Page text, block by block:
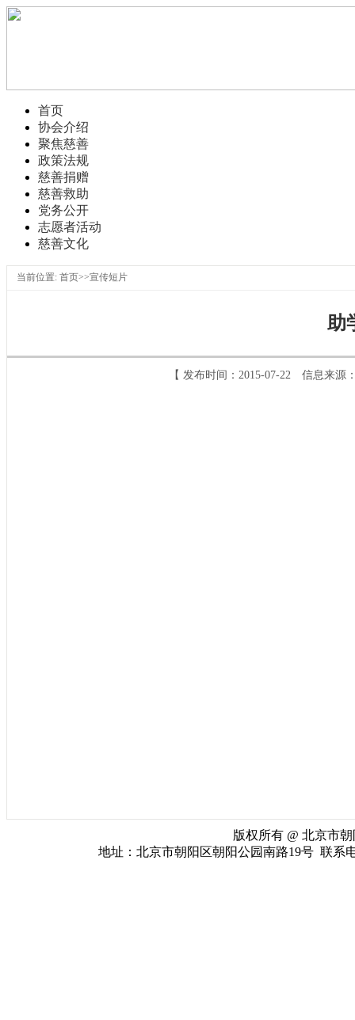
首页
协会介绍
聚焦慈善
政策法规
慈善捐赠
慈善救助
党务公开
志愿者活动
慈善文化
当前位置: 首页>>宣传短片
助
【 发布时间：2015-07-22 信息来源
版权所有 @ 北京市
地址：北京市朝阳区朝阳公园南路19号 联系